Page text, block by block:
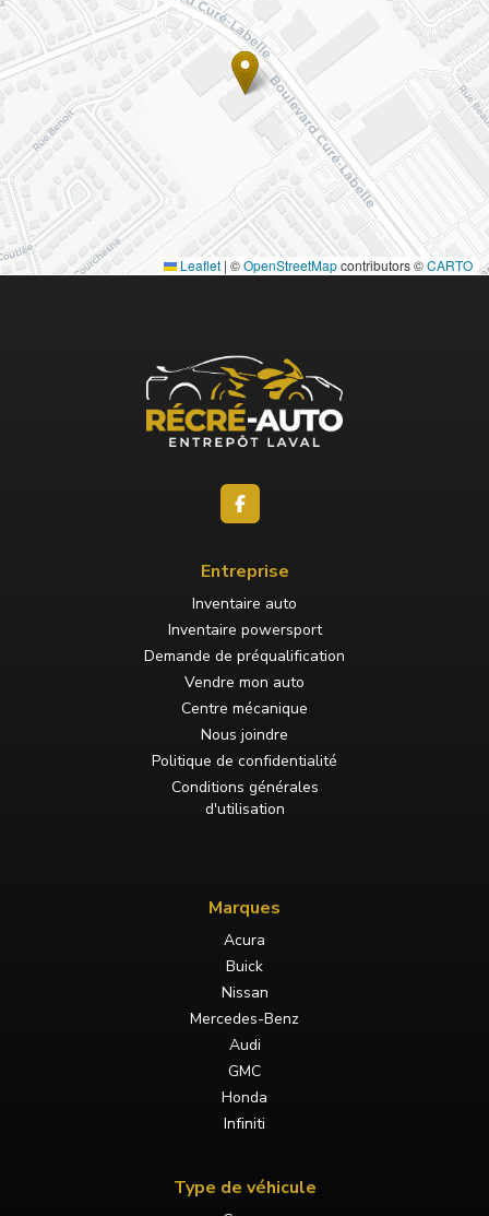
Leaflet | ©OpenStreetMapcontributors ©CARTO
Entreprise
Inventaire auto
Inventaire powersport
Demande de préqualification
Vendre mon auto
Centre mécanique
Nous joindre
Politique de confidentialité
Conditions générales
d'utilisation
Marques
Acura
Buick
Nissan
Mercedes-Benz
Audi
GMC
Honda
Infiniti
Type de véhicule